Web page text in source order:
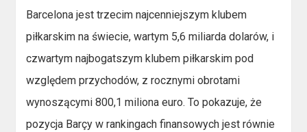
Barcelona jest trzecim najcenniejszym klubem
piłkarskim na świecie, wartym 5,6 miliarda dolarów, i
czwartym najbogatszym klubem piłkarskim pod
względem przychodów, z rocznymi obrotami
wynoszącymi 800,1 miliona euro. To pokazuje, że
pozycja Barçy w rankingach finansowych jest równie